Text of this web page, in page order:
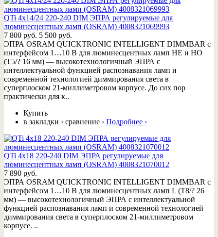
QTi 4x14/24 220-240 DIM ЭПРА регулируемые для
люминесцентных ламп (OSRAM) 4008321069993
7 800 руб. 5 500 руб.
ЭПРА OSRAM QUICKTRONIC INTELLIGENT DIMMBAR с
интерфейсом 1…10 В для люминесцентных ламп HE и HO
(T5/? 16 мм) — высокотехнологичный ЭПРА с
интеллектуальной функцией распознавания ламп и
современной технологией диммирования света в
суперплоском 21-миллиметровом корпусе. До сих пор
практически для к..
Купить
в закладки › сравнение › Подробнее ›
QTi 4x18 220-240 DIM ЭПРА регулируемые для
люминесцентных ламп (OSRAM) 4008321070012
7 890 руб.
ЭПРА OSRAM QUICKTRONIC INTELLIGENT DIMMBAR с
интерфейсом 1…10 В для люминесцентных ламп L (T8/? 26
мм) — высокотехнологичный ЭПРА с интеллектуальной
функцией распознавания ламп и современной технологией
диммирования света в суперплоском 21-миллиметровом
корпусе. ..